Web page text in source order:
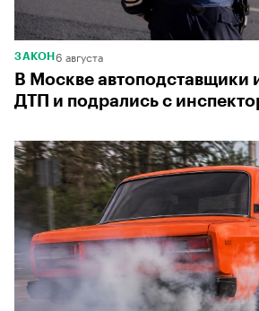
ЗАКОН 6 августа
В Москве автоподставщики
ДТП и подрались с